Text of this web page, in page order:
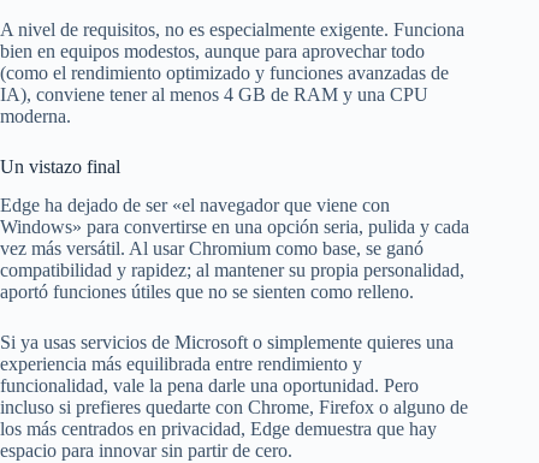
A nivel de requisitos, no es especialmente exigente. Funciona
bien en equipos modestos, aunque para aprovechar todo
(como el rendimiento optimizado y funciones avanzadas de
IA), conviene tener al menos 4 GB de RAM y una CPU
moderna.
Un vistazo final
Edge ha dejado de ser «el navegador que viene con
Windows» para convertirse en una opción seria, pulida y cada
vez más versátil. Al usar Chromium como base, se ganó
compatibilidad y rapidez; al mantener su propia personalidad,
aportó funciones útiles que no se sienten como relleno.
Si ya usas servicios de Microsoft o simplemente quieres una
experiencia más equilibrada entre rendimiento y
funcionalidad, vale la pena darle una oportunidad. Pero
incluso si prefieres quedarte con Chrome, Firefox o alguno de
los más centrados en privacidad, Edge demuestra que hay
espacio para innovar sin partir de cero.